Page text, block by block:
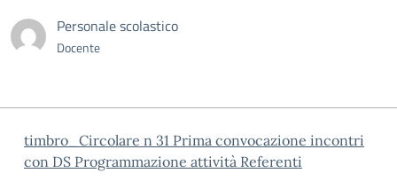
Personale scolastico
Docente
timbro_Circolare n 31 Prima convocazione incontri
con DS Programmazione attività Referenti